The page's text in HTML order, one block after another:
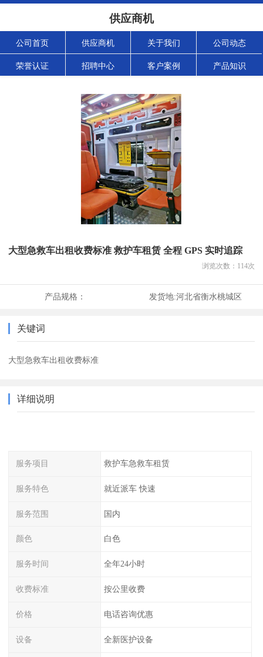
供应商机
公司首页 供应商机 关于我们 公司动态
荣誉认证 招聘中心 客户案例 产品知识
大型急救车出租收费标准 救护车租赁 全程 GPS 实时追踪
浏览次数： 114次
产品规格： 发货地:河北省衡水桃城区
关键词
大型急救车出租收费标准
详细说明
服务项目 救护车急救车租赁
服务特色 就近派车 快速
服务范围 国内
颜色 白色
服务时间 全年24小时
收费标准 按公里收费
价格 电话咨询优惠
设备 全新医护设备